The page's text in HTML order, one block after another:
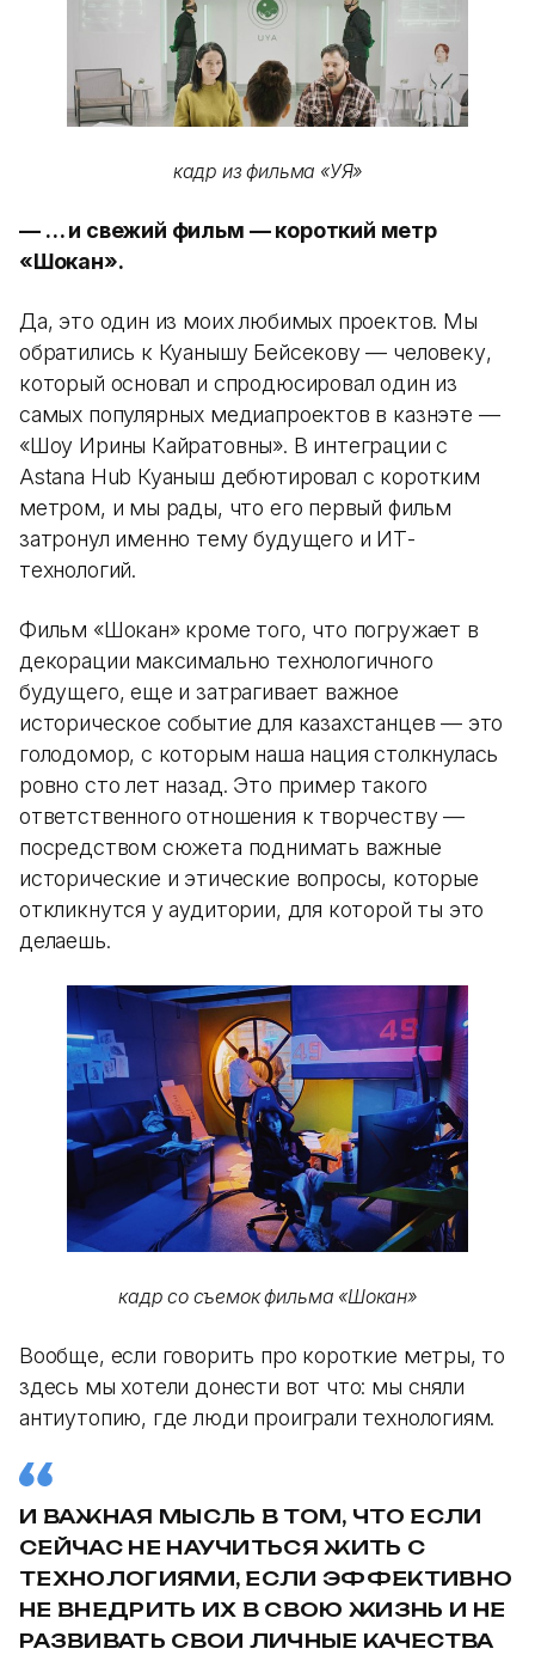
кадр из фильма «УЯ»
— … и свежий фильм — короткий метр
«Шокан».
Да, это один из моих любимых проектов. Мы
обратились к Куанышу Бейсекову — человеку,
который основал и спродюсировал один из
самых популярных медиапроектов в казнэте —
«Шоу Ирины Кайратовны». В интеграции с
Astana Hub Куаныш дебютировал с коротким
метром, и мы рады, что его первый фильм
затронул именно тему будущего и ИТ-
технологий.
Фильм «Шокан» кроме того, что погружает в
декорации максимально технологичного
будущего, еще и затрагивает важное
историческое событие для казахстанцев — это
голодомор, с которым наша нация столкнулась
ровно сто лет назад. Это пример такого
ответственного отношения к творчеству —
посредством сюжета поднимать важные
исторические и этические вопросы, которые
откликнутся у аудитории, для которой ты это
делаешь.
кадр со съемок фильма «Шокан»
Вообще, если говорить про короткие метры, то
здесь мы хотели донести вот что: мы сняли
антиутопию, где люди проиграли технологиям.
И ВАЖНАЯ МЫСЛЬ В ТОМ, ЧТО ЕСЛИ
СЕЙЧАС НЕ НАУЧИТЬСЯ ЖИТЬ С
ТЕХНОЛОГИЯМИ, ЕСЛИ ЭФФЕКТИВНО
НЕ ВНЕДРИТЬ ИХ В СВОЮ ЖИЗНЬ И НЕ
РАЗВИВАТЬ СВОИ ЛИЧНЫЕ КАЧЕСТВА